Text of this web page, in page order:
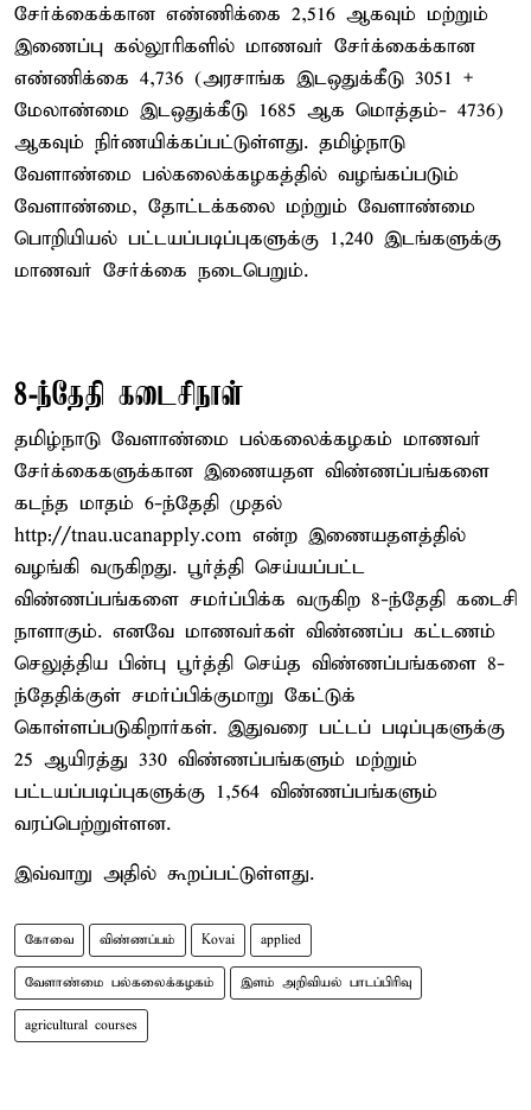
சேர்க்கைக்கான எண்ணிக்கை 2,516 ஆகவும் மற்றும்
இணைப்பு கல்லூரிகளில் மாணவர் சேர்க்கைக்கான
எண்ணிக்கை 4,736 (அரசாங்க இடஒதுக்கீடு 3051 +
மேலாண்மை இடஒதுக்கீடு 1685 ஆக மொத்தம்- 4736)
ஆகவும் நிர்ணயிக்கப்பட்டுள்ளது. தமிழ்நாடு
வேளாண்மை பல்கலைக்கழகத்தில் வழங்கப்படும்
வேளாண்மை, தோட்டக்கலை மற்றும் வேளாண்மை
பொறியியல் பட்டயப்படிப்புகளுக்கு 1,240 இடங்களுக்கு
மாணவர் சேர்க்கை நடைபெறும்.
8-ந்தேதி கடைசிநாள்
தமிழ்நாடு வேளாண்மை பல்கலைக்கழகம் மாணவர்
சேர்க்கைகளுக்கான இணையதள விண்ணப்பங்களை
கடந்த மாதம் 6-ந்தேதி முதல்
http://tnau.ucanapply.com என்ற இணையதளத்தில்
வழங்கி வருகிறது. பூர்த்தி செய்யப்பட்ட
விண்ணப்பங்களை சமர்ப்பிக்க வருகிற 8-ந்தேதி கடைசி
நாளாகும். எனவே மாணவர்கள் விண்ணப்ப கட்டணம்
செலுத்திய பின்பு பூர்த்தி செய்த விண்ணப்பங்களை 8-
ந்தேதிக்குள் சமர்ப்பிக்குமாறு கேட்டுக்
கொள்ளப்படுகிறார்கள். இதுவரை பட்டப் படிப்புகளுக்கு
25 ஆயிரத்து 330 விண்ணப்பங்களும் மற்றும்
பட்டயப்படிப்புகளுக்கு 1,564 விண்ணப்பங்களும்
வரப்பெற்றுள்ளன.
இவ்வாறு அதில் கூறப்பட்டுள்ளது.
கோவை விண்ணப்பம் Kovai applied
வேளாண்மை பல்கலைக்கழகம் இளம் அறிவியல் பாடப்பிரிவு
agricultural courses